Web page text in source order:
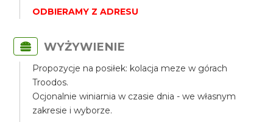
ODBIERAMY Z ADRESU
WYŻYWIENIE
Propozycje na posiłek: kolacja meze w górach
Troodos.
Ocjonalnie winiarnia w czasie dnia - we własnym
zakresie i wyborze.